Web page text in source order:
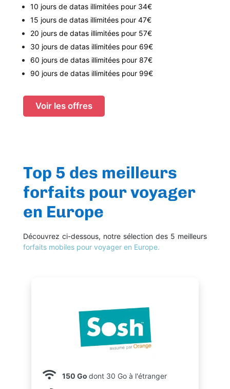
10 jours de datas illimitées pour 34€
15 jours de datas illimitées pour 47€
20 jours de datas illimitées pour 57€
30 jours de datas illimitées pour 69€
60 jours de datas illimitées pour 87€
90 jours de datas illimitées pour 99€
Voir les offres
Top 5 des meilleurs
forfaits pour voyager
en Europe
Découvrez ci-dessous, notre sélection des 5 meilleurs
forfaits mobiles pour voyager en Europe.
150 Go dont 30 Go à l'étranger